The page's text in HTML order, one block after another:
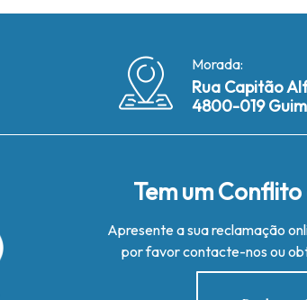
Morada:
Rua Capitão
4800-019
Tem um
Apresente a sua reclamação
por favor contacte-nos ou